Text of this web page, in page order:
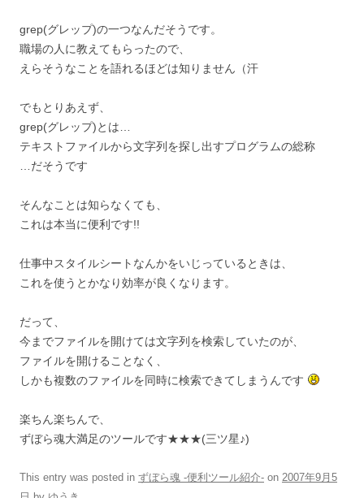
grep(グレップ)の一つなんだそうです。
職場の人に教えてもらったので、
えらそうなことを語れるほどは知りません（汗
でもとりあえず、
grep(グレップ)とは…
テキストファイルから文字列を探し出すプログラムの総称
…だそうです
そんなことは知らなくても、
これは本当に便利です!!
仕事中スタイルシートなんかをいじっているときは、
これを使うとかなり効率が良くなります。
だって、
今までファイルを開けては文字列を検索していたのが、
ファイルを開けることなく、
しかも複数のファイルを同時に検索できてしまうんです
楽ちん楽ちんで、
ずぼら魂大満足のツールです★★★(三ツ星♪)
This entry was posted in ずぼら魂 -便利ツール紹介- on 2007年9月5